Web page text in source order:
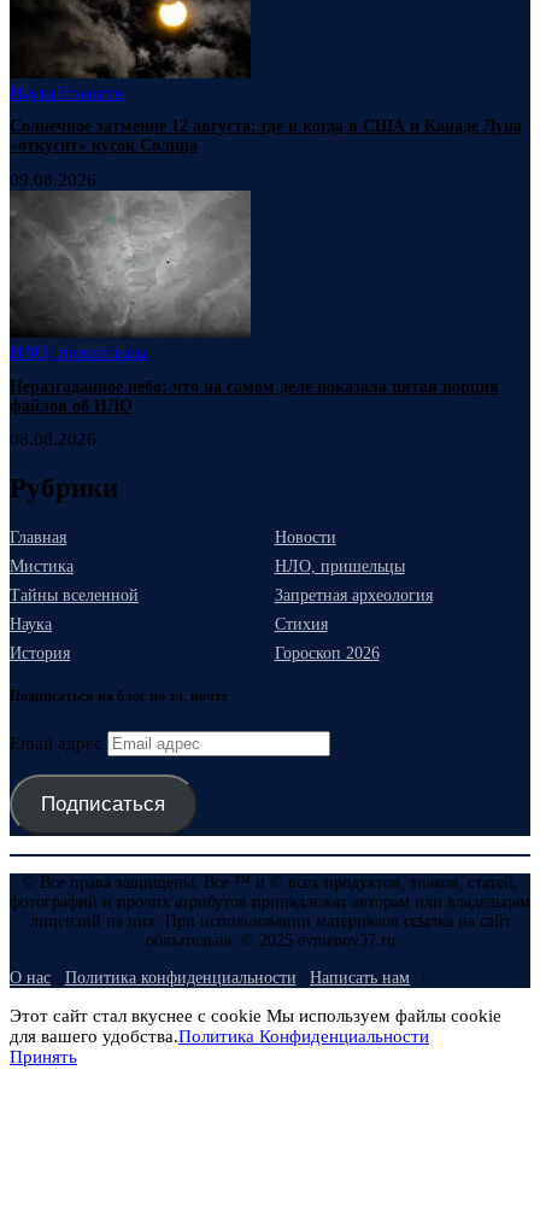
НаукаНовости
Солнечное затмение 12 августа: где и когда в США и Канаде Луна
«откусит» кусок Солнца
09.08.2026
НЛО, пришельцы
Неразгаданное небо: что на самом деле показала пятая порция
файлов об НЛО
08.08.2026
Рубрики
Главная
Новости
Мистика
НЛО, пришельцы
Тайны вселенной
Запретная археология
Наука
Стихия
История
Гороскоп 2026
Подписаться на блог по эл. почте
Email адрес
Подписаться
© Все права защищены. Все ™ и © всех продуктов, знаков, статей,
фотографий и прочих атрибутов принадлежат авторам или владельцам
лицензий на них. При использовании материалов ссылка на сайт
обязательна. © 2025 evmenov37.ru
О нас Политика конфиденциальности Написать нам
Этот сайт стал вкуснее с cookie Мы используем файлы cookie
для вашего удобства.Политика Конфиденциальности
Принять